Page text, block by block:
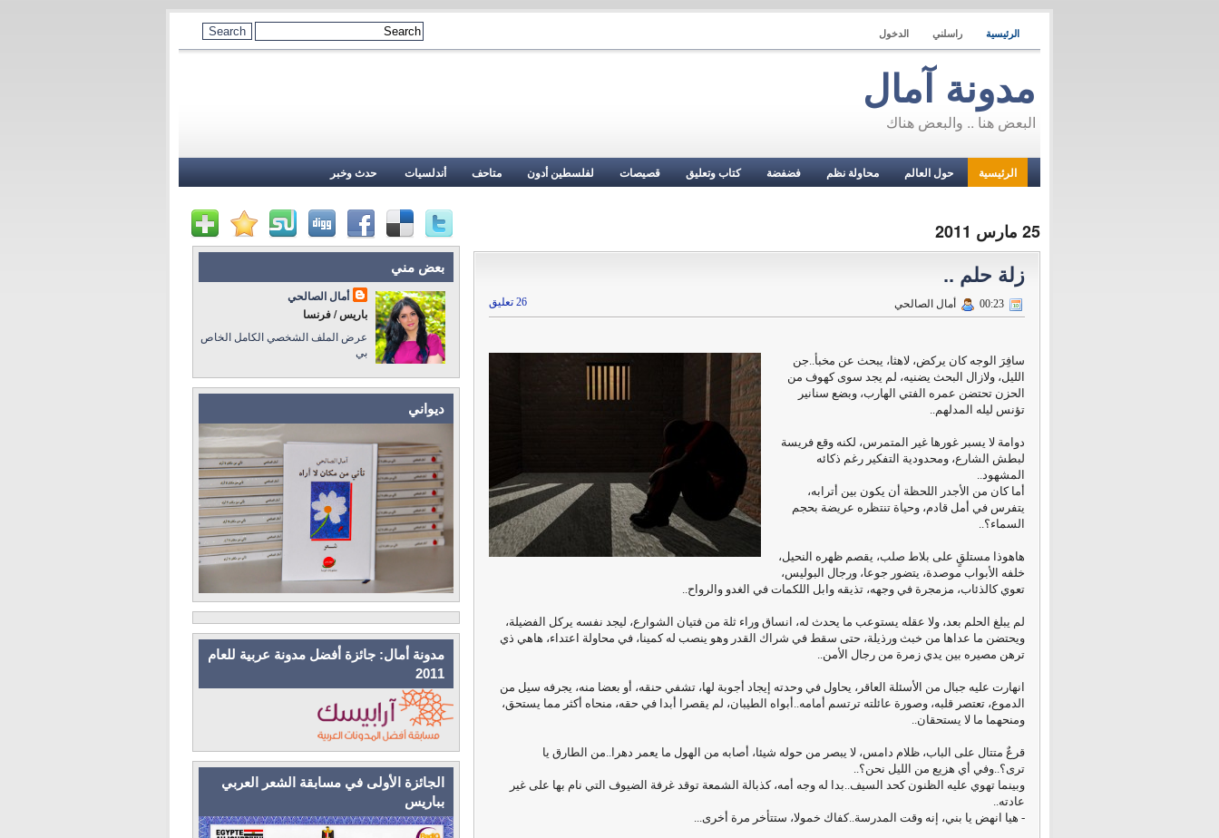
الرئيسية راسلني الدخول
مدونة آمال
البعض هنا .. والبعض هناك
الرئيسية حول العالم محاولة نظم فضفضة كتاب وتعليق قصيصات لفلسطين أدون متاحف أندلسيات حدث وخبر
25 مارس 2011
زلة حلم ..
26 تعليق أمال الصالحي
سافِرَ الوجه كان يركض، لاهثا، يبحث عن مخبأ..جن
الليل، ولازال البحث يضنيه، لم يجد سوى كهوف من
الحزن تحتضن عمره الفتي الهارب، وبضع سنانير
تؤنس ليله المدلهم..
دوامة لا يسبر غورها غير المتمرس، لكنه وقع فريسة
لبطش الشارع، ومحدودية التفكير رغم ذكائه
المشهود..
أما كان من الأجدر اللحظة أن يكون بين أترابه،
يتفرس في أمل قادم، وحياة تنتظره عريضة بحجم
السماء؟..
هاهوذا مستلقٍ على بلاط صلب، يقصم ظهره النحيل،
خلفه الأبواب موصدة، يتضور جوعا، ورجال البوليس،
تعوي كالذئاب، مزمجرة في وجهه، تذيقه وابل اللكمات في الغدو والرواح..
لم يبلغ الحلم بعد، ولا عقله يستوعب ما يحدث له، انساق وراء ثلة من فتيان الشوارع، ليجد نفسه يركل الفضيلة،
ويحتضن ما عداها من خبث ورذيلة، حتى سقط في شراك القدر وهو ينصب له كمينا، في محاولة اعتداء، هاهي ذي
ترهن مصيره بين يدي زمرة من رجال الأمن..
انهارت عليه جبال من الأسئلة العاقر، يحاول في وحدته إيجاد أجوبة لها، تشفي حنقه، أو بعضا منه، يجرفه سيل من
الدموع، تعتصر قلبه، وصورة عائلته ترتسم أمامه..أبواه الطيبان، لم يقصرا أبدا في حقه، منحاه أكثر مما يستحق،
ومنحهما ما لا يستحقان..
قرعٌ متتال على الباب، ظلام دامس، لا يبصر من حوله شيئا، أصابه من الهول ما يعمر دهرا..من الطارق يا
ترى؟..وفي أي هزيع من الليل نحن؟..
وبينما تهوي عليه الظنون كحد السيف..بدا له وجه أمه، كذبالة الشمعة توقد غرفة الضيوف التي نام بها على غير
عادته..
- هيا انهض يا بني، إنه وقت المدرسة..كفاك خمولا، ستتأخر مرة أخرى...
بعض مني
أمال الصالحي
باريس / فرنسا
عرض الملف الشخصي الكامل الخاص
بي
ديواني
مدونة أمال: جائزة أفضل مدونة عربية للعام
2011
الجائزة الأولى في مسابقة الشعر العربي
بباريس